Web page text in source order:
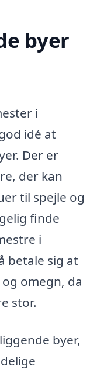
byer
i
idé at
Der er
der kan
til spejle og
finde
i
betale sig at
omegn, da
stor.
byer,